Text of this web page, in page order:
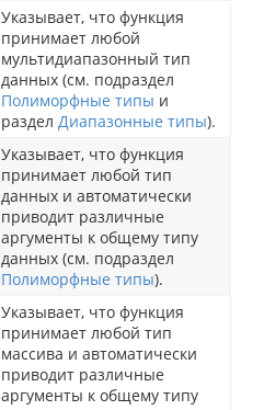
Указывает, что функция
принимает любой
мультидиапазонный тип
данных (см. подраздел
Полиморфные типы и
раздел Диапазонные типы).
Указывает, что функция
принимает любой тип
данных и автоматически
приводит различные
аргументы к общему типу
данных (см. подраздел
Полиморфные типы).
Указывает, что функция
принимает любой тип
массива и автоматически
приводит различные
аргументы к общему типу